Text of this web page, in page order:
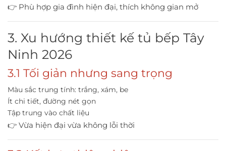
👉 Phù hợp gia đình hiện đại, thích không gian mở
3. Xu hướng thiết kế tủ bếp Tây
Ninh 2026
3.1 Tối giản nhưng sang trọng
Màu sắc trung tính: trắng, xám, be
Ít chi tiết, đường nét gọn
Tập trung vào chất liệu
👉 Vừa hiện đại vừa không lỗi thời